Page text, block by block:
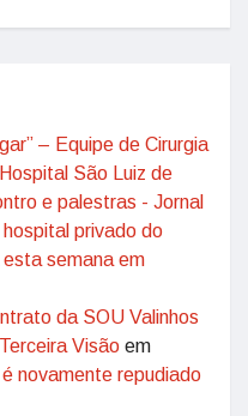
– Equipe de Cirurgia
São Luiz de
e palestras - Jornal
hospital privado do
semana em
da SOU Valinhos
Visão em
novamente repudiado